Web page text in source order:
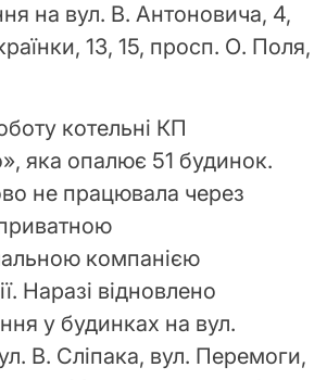
на вул. В. Антоновича, 4,
13, 15, просп. О. Поля,
котельні КП
яка опалює 51 будинок.
не працювала через
компанією
Наразі відновлено
у будинках на вул.
В. Сліпака, вул. Перемоги,